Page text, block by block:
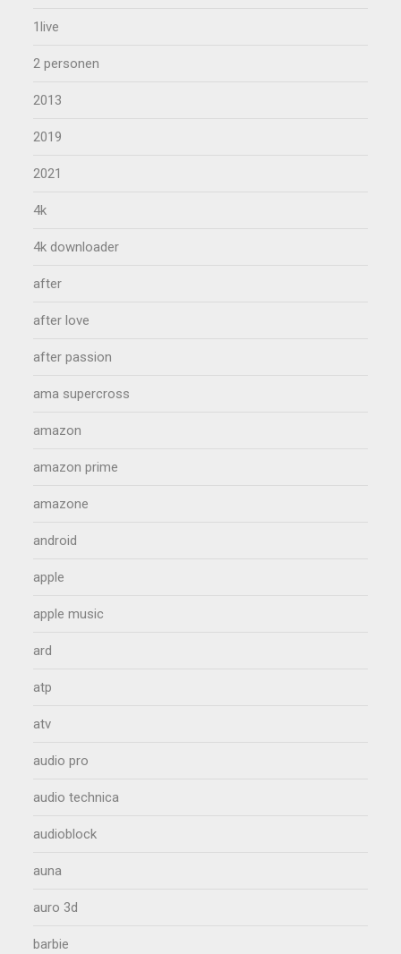
1live
2 personen
2013
2019
2021
4k
4k downloader
after
after love
after passion
ama supercross
amazon
amazon prime
amazone
android
apple
apple music
ard
atp
atv
audio pro
audio technica
audioblock
auna
auro 3d
barbie